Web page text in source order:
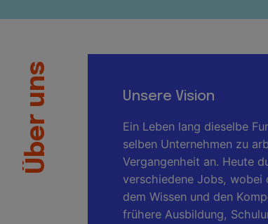
Über uns Unsere Vision
Ein Leben lang dieselbe
selben Unternehmen zu
Vergangenheit an. Heute
verschiedene Jobs,
dem Wissen und den
frühere Ausbildung,